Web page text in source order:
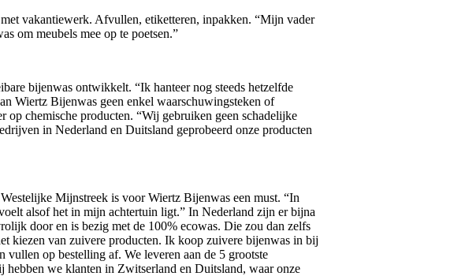
vakantiewerk. Afvullen, etiketteren, inpakken. “Mijn vader
om meubels mee op te poetsen.”
bijenwas ontwikkelt. “Ik hanteer nog steeds hetzelfde
Wiertz Bijenwas geen enkel waarschuwingsteken of
chemische producten. “Wij gebruiken geen schadelijke
in Nederland en Duitsland geprobeerd onze producten
Mijnstreek is voor Wiertz Bijenwas een must. “In
alsof het in mijn achtertuin ligt.” In Nederland zijn er bijna
door en is bezig met de 100% ecowas. Die zou dan zelfs
kiezen van zuivere producten. Ik koop zuivere bijenwas in bij
op bestelling af. We leveren aan de 5 grootste
we klanten in Zwitserland en Duitsland, waar onze